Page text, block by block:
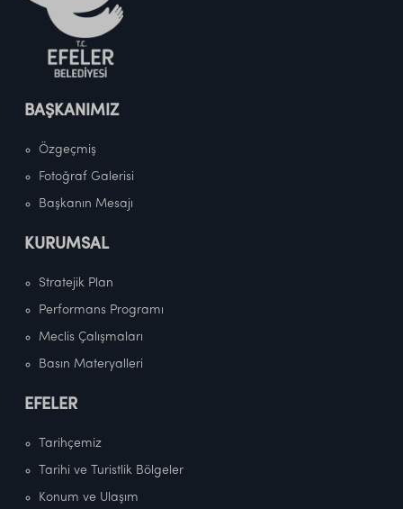
BAŞKANIMIZ
Özgeçmiş
Fotoğraf Galerisi
Başkanın Mesajı
KURUMSAL
Stratejik Plan
Performans Programı
Meclis Çalışmaları
Basın Materyalleri
EFELER
Tarihçemiz
Tarihi ve Turistlik Bölgeler
Konum ve Ulaşım